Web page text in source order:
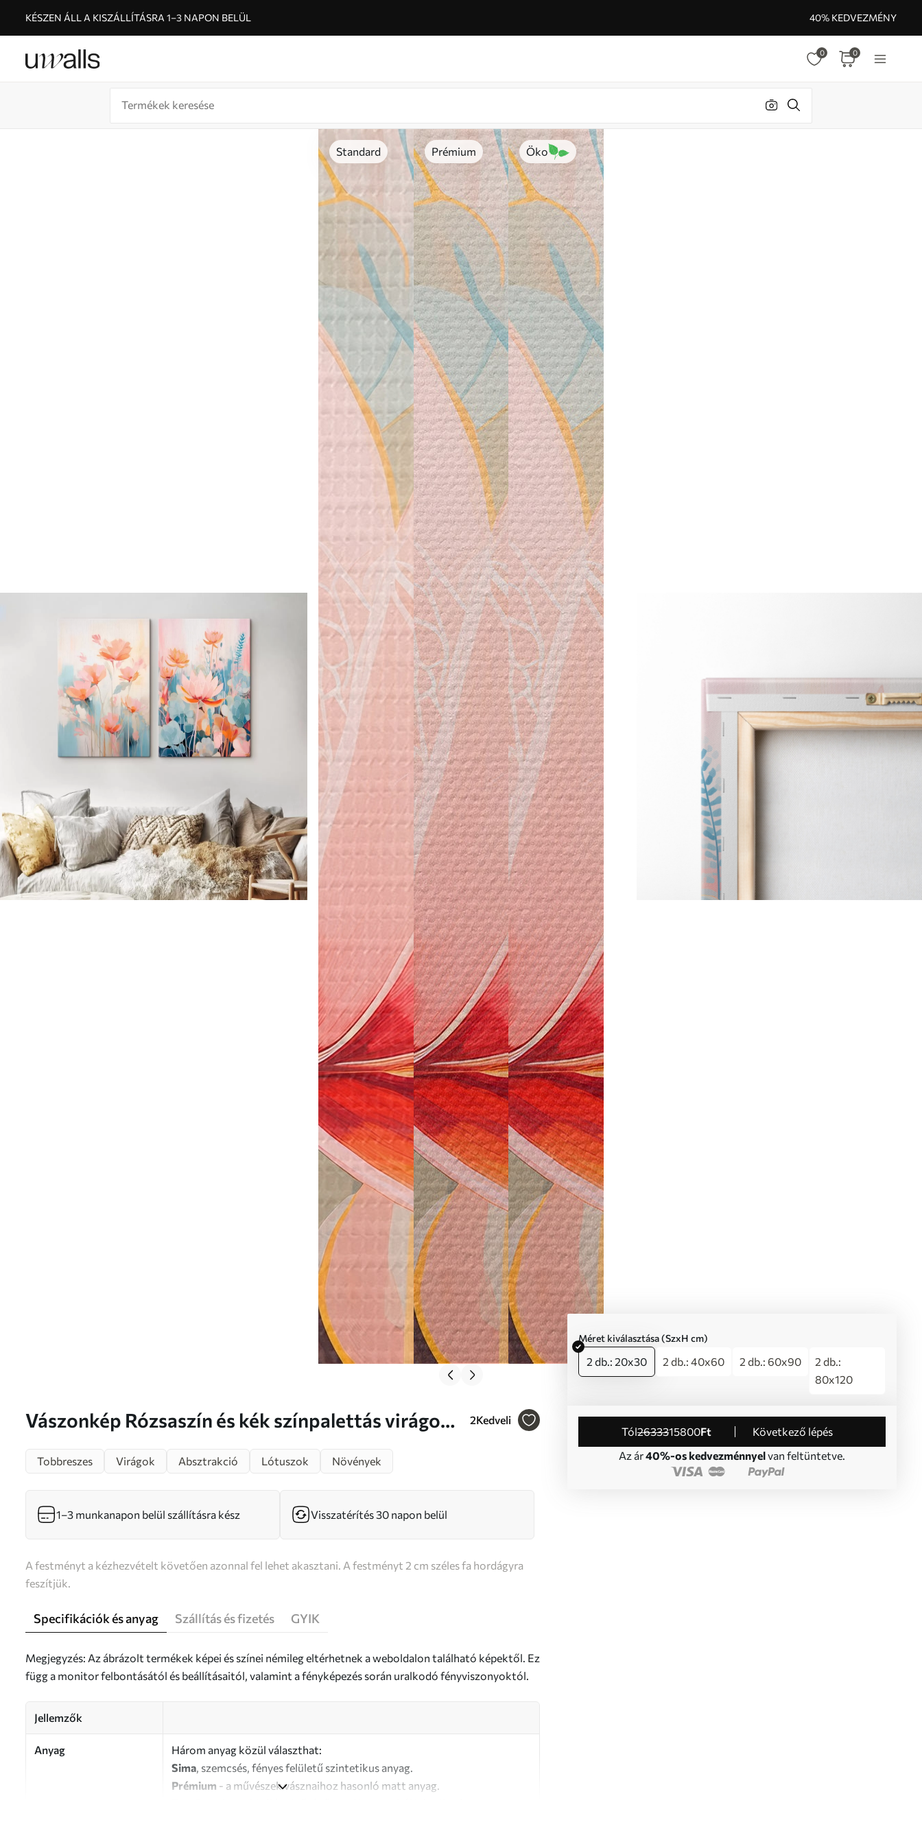
KÉSZEN ÁLL A KISZÁLLÍTÁSRA 1–3 NAPON BELÜL 40% KEDVEZMÉNY
0 0
Standard Prémium Öko
Vászonkép Rózsaszín és kék színpalettás virágok
2Kedveli
Méret kiválasztása (SzxH cm)
2 db.: 20x30 2 db.: 40x60 2 db.: 60x90
2 db.:
80x120
Tól2633315800Ft
Következő lépés
Az ár40%-os kedvezménnyelvan feltüntetve.
Tobbreszes Virágok Absztrakció Lótuszok Növények
1–3 munkanapon belül szállításra kész Visszatérítés 30 napon belül
A festményt a kézhezvételt követően azonnal fel lehet akasztani. A festményt 2 cm széles fa hordágyra
feszítjük.
Specifikációk és anyag Szállítás és fizetés GYIK
Megjegyzés: Az ábrázolt termékek képei és színei némileg eltérhetnek a weboldalon található képektől. Ez
függ a monitor felbontásától és beállításaitól, valamint a fényképezés során uralkodó fényviszonyoktól.
Jellemzők
Anyag
Három anyag közül választhat:
Sima, szemcsés, fényes felületű szintetikus anyag.
Prémium - a művészek vásznaihoz hasonló matt anyag.